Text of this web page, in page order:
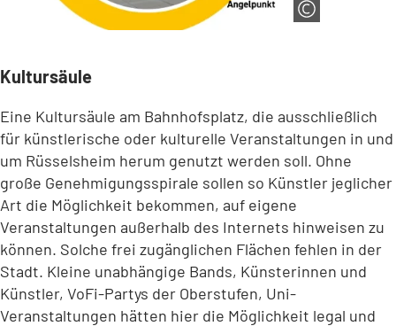
Kultursäule
Eine Kultursäule am Bahnhofsplatz, die ausschließlich
für künstlerische oder kulturelle Veranstaltungen in und
um Rüsselsheim herum genutzt werden soll. Ohne
große Genehmigungsspirale sollen so Künstler jeglicher
Art die Möglichkeit bekommen, auf eigene
Veranstaltungen außerhalb des Internets hinweisen zu
können. Solche frei zugänglichen Flächen fehlen in der
Stadt. Kleine unabhängige Bands, Künsterinnen und
Künstler, VoFi-Partys der Oberstufen, Uni-
Veranstaltungen hätten hier die Möglichkeit legal und